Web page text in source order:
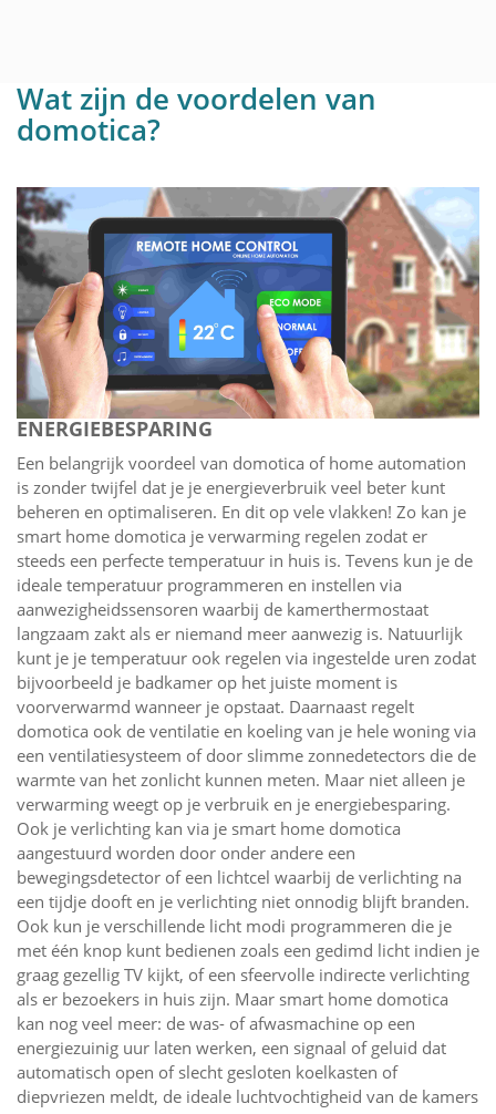
Wat zijn de voordelen van
domotica?
ENERGIEBESPARING
Een belangrijk voordeel van domotica of home automation
is zonder twijfel dat je je energieverbruik veel beter kunt
beheren en optimaliseren. En dit op vele vlakken! Zo kan je
smart home domotica je verwarming regelen zodat er
steeds een perfecte temperatuur in huis is. Tevens kun je de
ideale temperatuur programmeren en instellen via
aanwezigheidssensoren waarbij de kamerthermostaat
langzaam zakt als er niemand meer aanwezig is. Natuurlijk
kunt je je temperatuur ook regelen via ingestelde uren zodat
bijvoorbeeld je badkamer op het juiste moment is
voorverwarmd wanneer je opstaat. Daarnaast regelt
domotica ook de ventilatie en koeling van je hele woning via
een ventilatiesysteem of door slimme zonnedetectors die de
warmte van het zonlicht kunnen meten. Maar niet alleen je
verwarming weegt op je verbruik en je energiebesparing.
Ook je verlichting kan via je smart home domotica
aangestuurd worden door onder andere een
bewegingsdetector of een lichtcel waarbij de verlichting na
een tijdje dooft en je verlichting niet onnodig blijft branden.
Ook kun je verschillende licht modi programmeren die je
met één knop kunt bedienen zoals een gedimd licht indien je
graag gezellig TV kijkt, of een sfeervolle indirecte verlichting
als er bezoekers in huis zijn. Maar smart home domotica
kan nog veel meer: de was- of afwasmachine op een
energiezuinig uur laten werken, een signaal of geluid dat
automatisch open of slecht gesloten koelkasten of
diepvriezen meldt, de ideale luchtvochtigheid van de kamers